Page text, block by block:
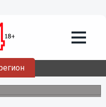
Мадонны хотят
миллиона за
по